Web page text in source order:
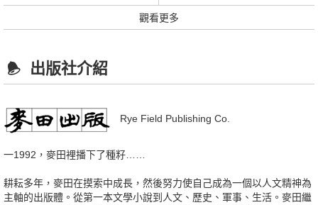
觀看更多
出版社介紹
Rye Field Publishing Co.
一1992，麥田裡播下了種籽……
耕耘多年，麥田在摸索中成長，然後努力使自己成為一個以人文精神為
主軸的出版體。從第一本文學小說到人文、歷史、軍事、生活。麥田繼